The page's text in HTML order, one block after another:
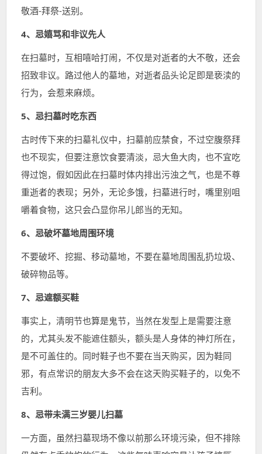
敬酒-拜祭-送别。
4、忌嬉骂和非议先人
在扫墓时，互相嘻哈打闹，不仅是对逝者的大不敬，还会
招致非议。路过他人的墓地，对逝者品头论足即是亵渎的
行为，会惹来麻烦。
5、忌扫墓时吃东西
古时传下来的扫墓礼仪中，扫墓前应禁食，不过空腹祭拜
也不现实，但要注意饮食要清淡，忌大鱼大肉，也不宜吃
得过饱，假如因此在扫墓时体内排出污浊之气，也是不尊
重逝者的表现；另外，无论多饿，扫墓进行时，嘴里别咀
嚼着食物，这只会凸显你吊儿郎当的无知。
6、忌破坏墓地周围环境
不要破坏、挖掘、移动墓地，不要在墓地周围乱扔垃圾、
破碎物品等。
7、忌遮额买鞋
事实上，清明节也算是鬼节，当然在发型上是需要注意
的，尤其头发不能遮住额头，额头是人身体的神灯所在，
是不可盖住的。同时鞋子也不要在当天购买，因为鞋同
邪，有点常识的朋友大多不会在这天购买鞋子的，以免不
吉利。
8、忌带未满三岁婴儿扫墓
一方面，虽然扫墓现场不像以前那么环境污染，但不排除